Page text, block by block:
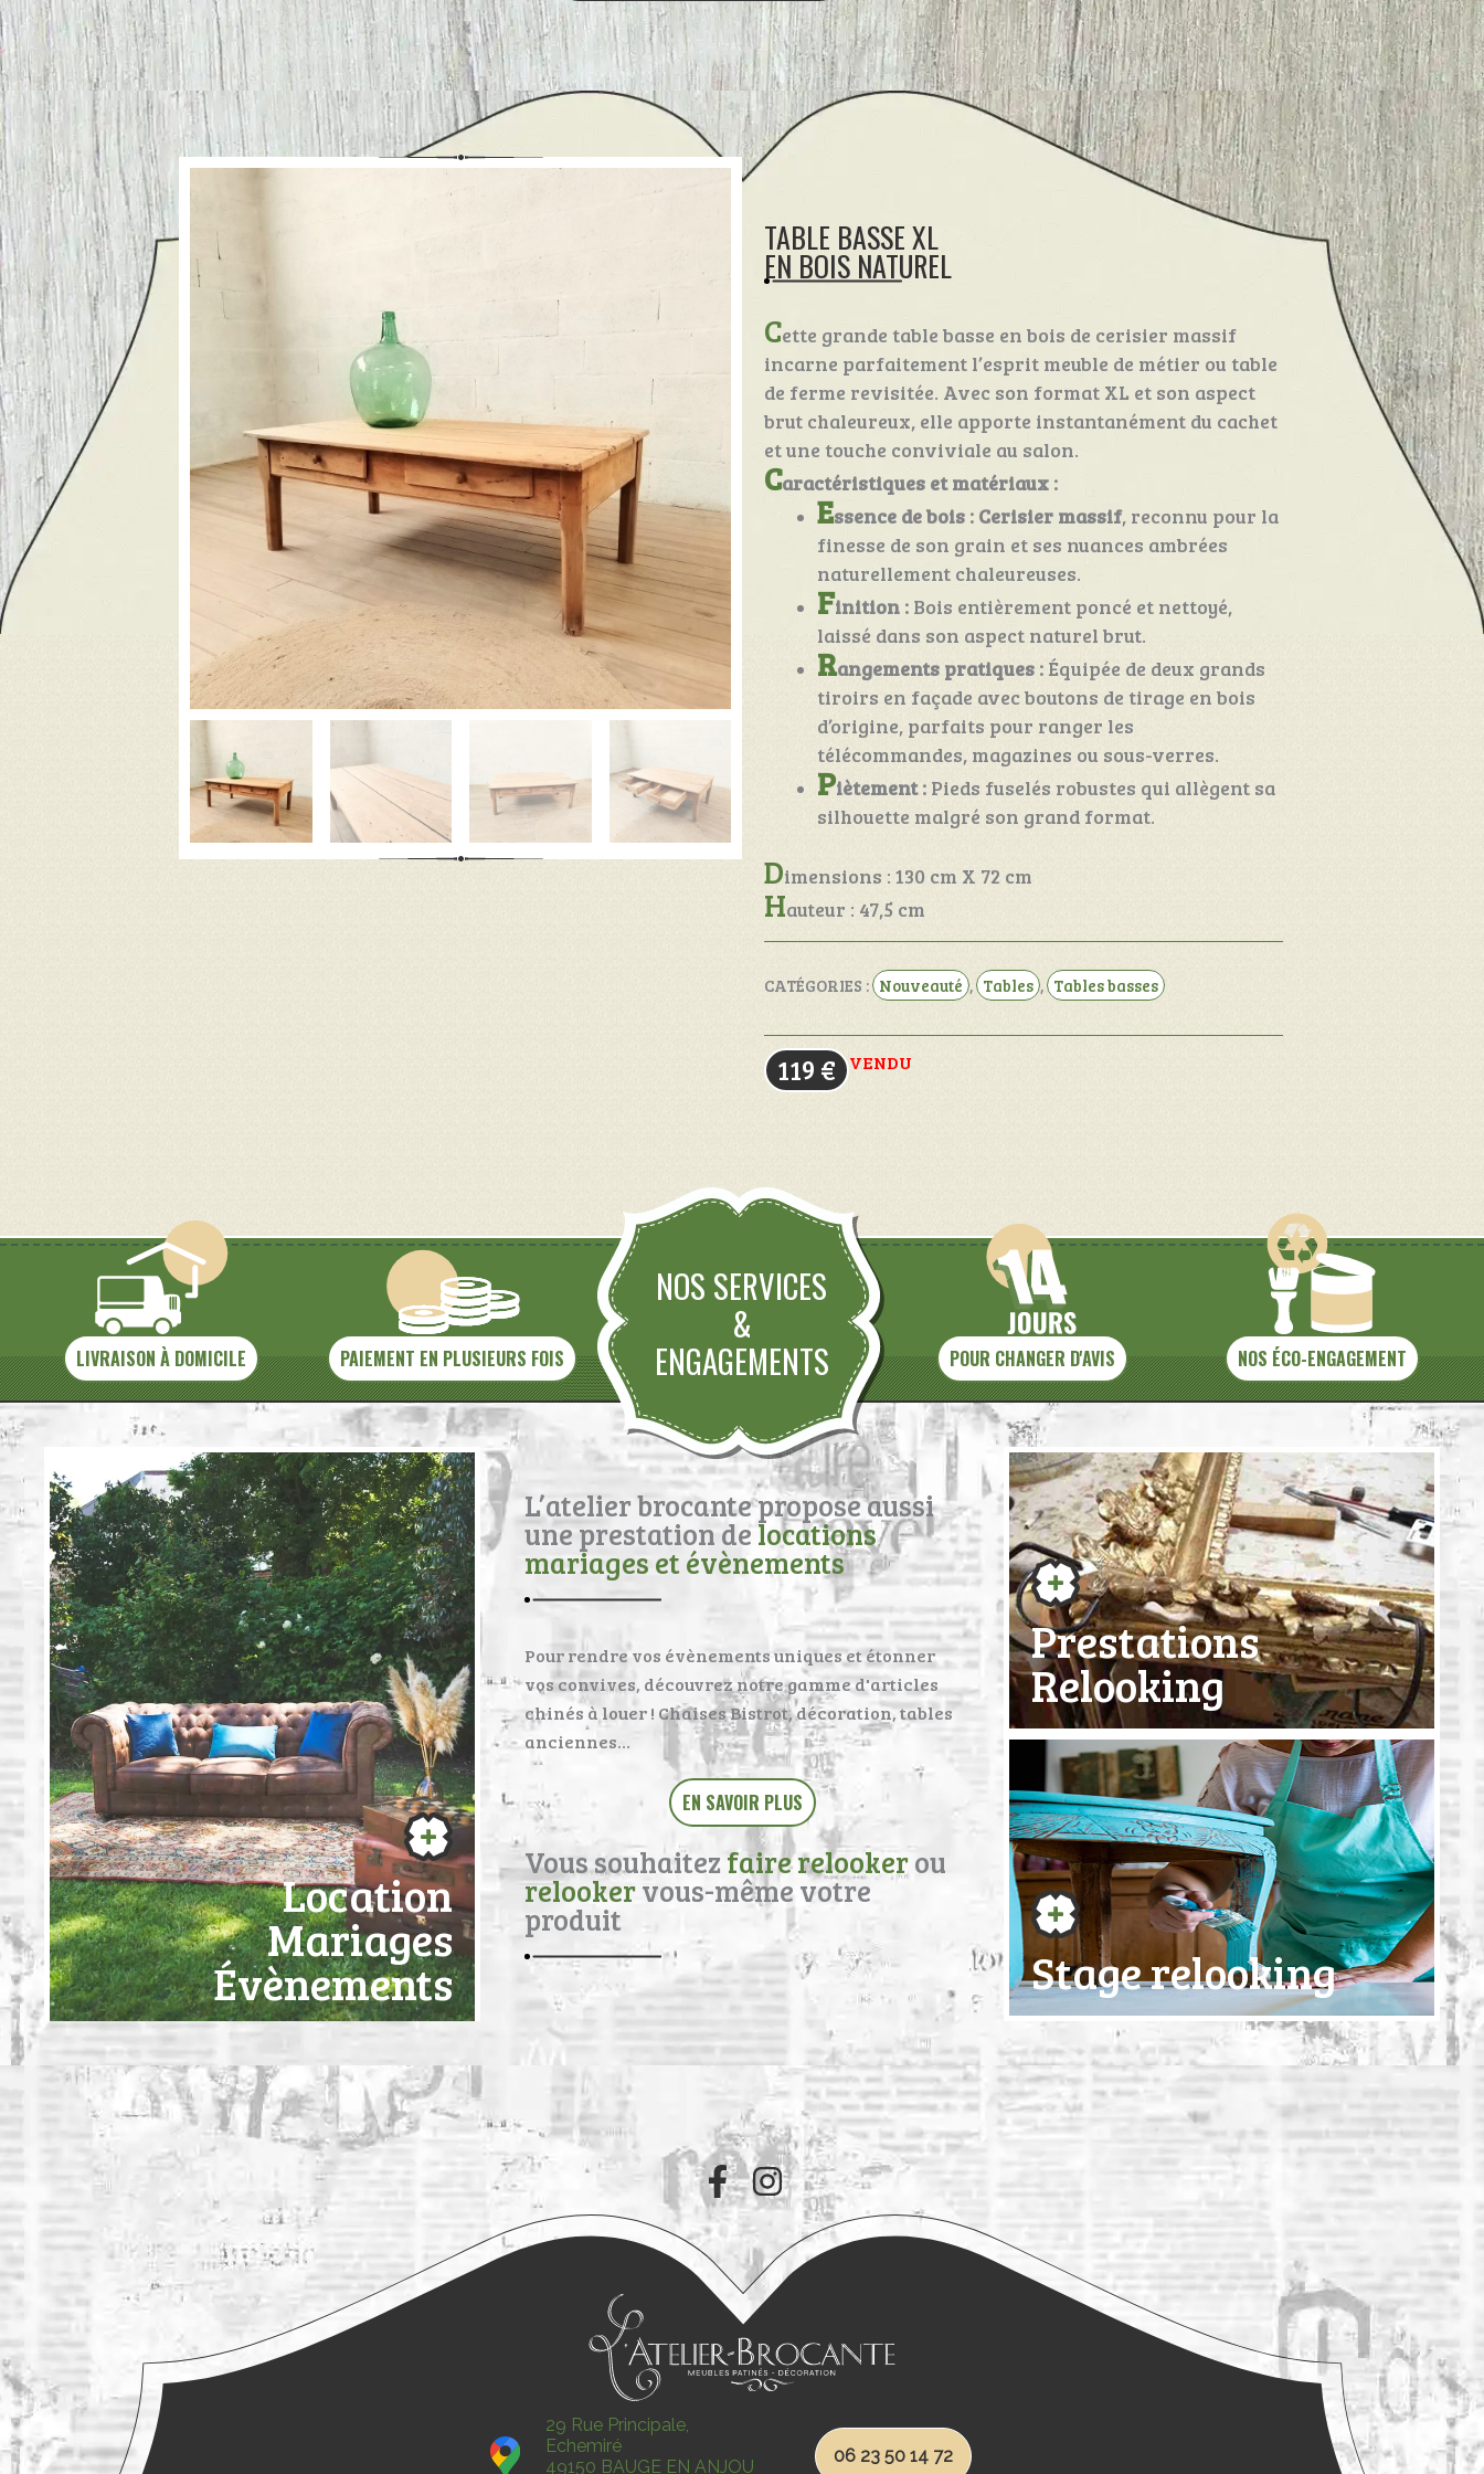
Cette grande table basse en bois de cerisier massif
incarne parfaitement l’esprit meuble de métier ou table
de ferme revisitée. Avec son format XL et son aspect
brut chaleureux, elle apporte instantanément du cachet
et une touche conviviale au salon.
Caractéristiques et matériaux :
Essence de bois : Cerisier massif, reconnu pour la
finesse de son grain et ses nuances ambrées
naturellement chaleureuses.
Finition : Bois entièrement poncé et nettoyé,
laissé dans son aspect naturel brut.
Rangements pratiques : Équipée de deux grands
tiroirs en façade avec boutons de tirage en bois
d’origine, parfaits pour ranger les
télécommandes, magazines ou sous-verres.
Piètement : Pieds fuselés robustes qui allègent sa
silhouette malgré son grand format.
Dimensions : 130 cm X 72 cm
Hauteur : 47,5 cm
TABLE BASSE XL
EN BOIS NATUREL
CATÉGORIES : Nouveauté , Tables , Tables basses
119 € VENDU
LIVRAISON À DOMICILE PAIEMENT EN PLUSIEURS FOIS
NOS SERVICES
&
ENGAGEMENTS
POUR CHANGER D'AVIS NOS ÉCO-ENGAGEMENT
Location
Mariages
Évènements
L’atelier brocante propose aussi
une prestation delocations
mariages et évènements
Pour rendre vos évènements uniques et étonner
vos convives, découvrez notre gamme d'articles
chinés à louer ! Chaises Bistrot, décoration, tables
anciennes…
EN SAVOIR PLUS
Vous souhaitez faire relookerou
relookervous-même votre
produit
Prestations
Relooking
Stage relooking
29 Rue Principale,
Echemiré
49150 BAUGE EN ANJOU
06 23 50 14 72